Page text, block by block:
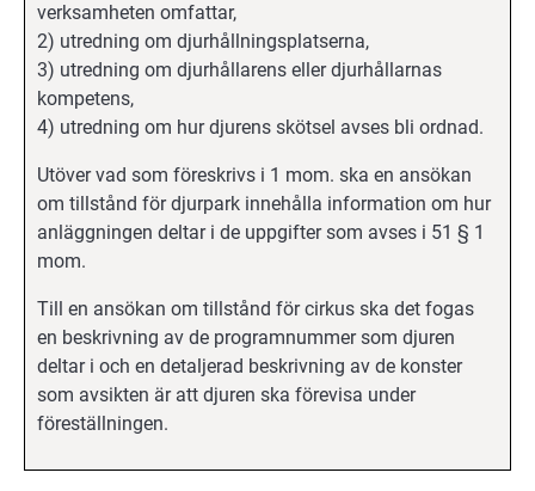
verksamheten omfattar,
2) utredning om djurhållningsplatserna,
3) utredning om djurhållarens eller djurhållarnas
kompetens,
4) utredning om hur djurens skötsel avses bli ordnad.
Utöver vad som föreskrivs i 1 mom. ska en ansökan
om tillstånd för djurpark innehålla information om hur
anläggningen deltar i de uppgifter som avses i 51 § 1
mom.
Till en ansökan om tillstånd för cirkus ska det fogas
en beskrivning av de programnummer som djuren
deltar i och en detaljerad beskrivning av de konster
som avsikten är att djuren ska förevisa under
föreställningen.